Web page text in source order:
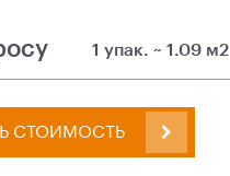
1 упак. ~ 1.09 м2
СТОИМОСТЬ